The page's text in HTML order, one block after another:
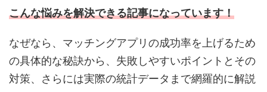
こんな悩みを解決できる記事になっています！
なぜなら、マッチングアプリの成功率を上げるため
の具体的な秘訣から、失敗しやすいポイントとその
対策、さらには実際の統計データまで網羅的に解説